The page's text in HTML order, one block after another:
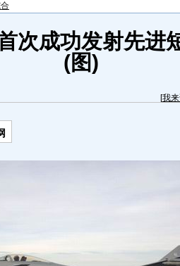
次成功发射先进
(图)
[我